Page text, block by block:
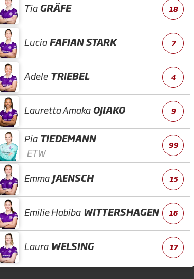
Tia GRÄFE 18
Lucia FAFIAN STARK 7
Adele TRIEBEL 4
Lauretta Amaka OJIAKO 9
Pia TIEDEMANN
ETW
99
Emma JAENSCH 15
Emilie Habiba WITTERSHAGEN 16
Laura WELSING 17